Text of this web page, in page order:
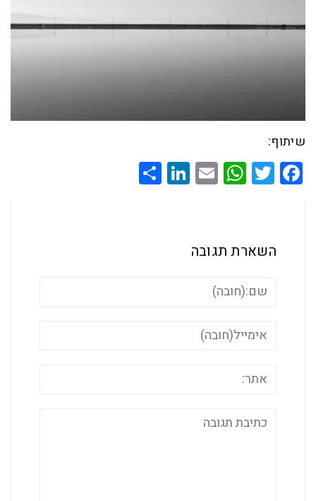
שיתוף:
Facebook
Twitter
WhatsApp
Email
LinkedIn
השארת תגובה